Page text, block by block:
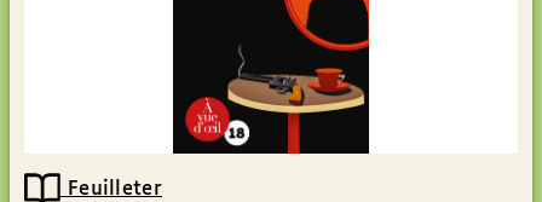
Feuilleter